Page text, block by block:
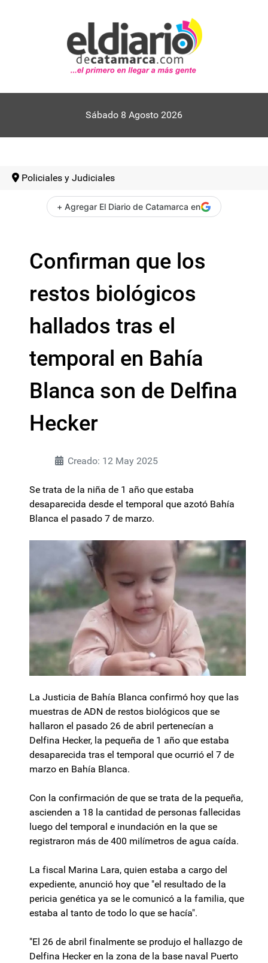
Sábado 8 Agosto 2026
Policiales y Judiciales
+ Agregar El Diario de Catamarca en
Confirman que los
restos biológicos
hallados tras el
temporal en Bahía
Blanca son de Delfina
Hecker
Creado: 12 May 2025
Se trata de la niña de 1 año que estaba
desaparecida desde el temporal que azotó Bahía
Blanca el pasado 7 de marzo.
La Justicia de Bahía Blanca confirmó hoy que las
muestras de ADN de restos biológicos que se
hallaron el pasado 26 de abril pertenecían a
Delfina Hecker, la pequeña de 1 año que estaba
desaparecida tras el temporal que ocurrió el 7 de
marzo en Bahía Blanca.
Con la confirmación de que se trata de la pequeña,
ascienden a 18 la cantidad de personas fallecidas
luego del temporal e inundación en la que se
registraron más de 400 milímetros de agua caída.
La fiscal Marina Lara, quien estaba a cargo del
expediente, anunció hoy que "el resultado de la
pericia genética ya se le comunicó a la familia, que
estaba al tanto de todo lo que se hacía".
"El 26 de abril finalmente se produjo el hallazgo de
Delfina Hecker en la zona de la base naval Puerto